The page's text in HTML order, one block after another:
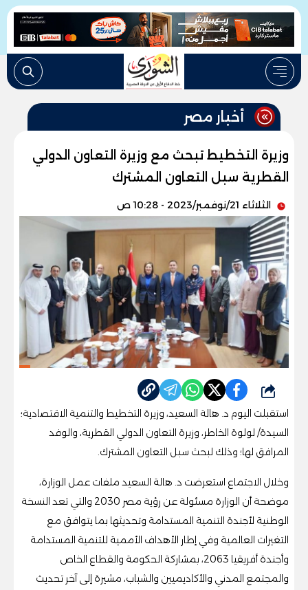
أخبار مصر
وزيرة التخطيط تبحث مع وزيرة التعاون الدولي
القطرية سبل التعاون المشترك
الثلاثاء 21/نوفمبر/2023 - 10:28 ص
شارك
استقبلت اليوم د. هالة السعيد، وزيرة التخطيط والتنمية الاقتصادية؛
السيدة/ لولوة الخاطر، وزيرة التعاون الدولي القطرية، والوفد
المرافق لها؛ وذلك لبحث سبل التعاون المشترك.
وخلال الاجتماع استعرضت د. هالة السعيد ملفات عمل الوزارة،
موضحة أن الوزارة مسئولة عن رؤية مصر 2030 والتي تعد النسخة
الوطنية لأجندة التنمية المستدامة وتحديثها بما يتوافق مع
التغيرات العالمية وفي إطار الأهداف الأممية للتنمية المستدامة
وأجندة أفريقيا 2063، بمشاركة الحكومة والقطاع الخاص
والمجتمع المدني والأكاديميين والشباب، مشيرة إلى آخر تحديث